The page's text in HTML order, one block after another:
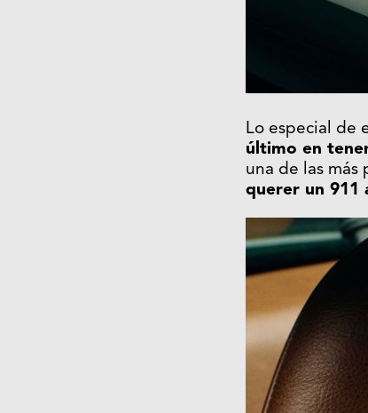
Lo especial de
último en
una de las más
querer un 911